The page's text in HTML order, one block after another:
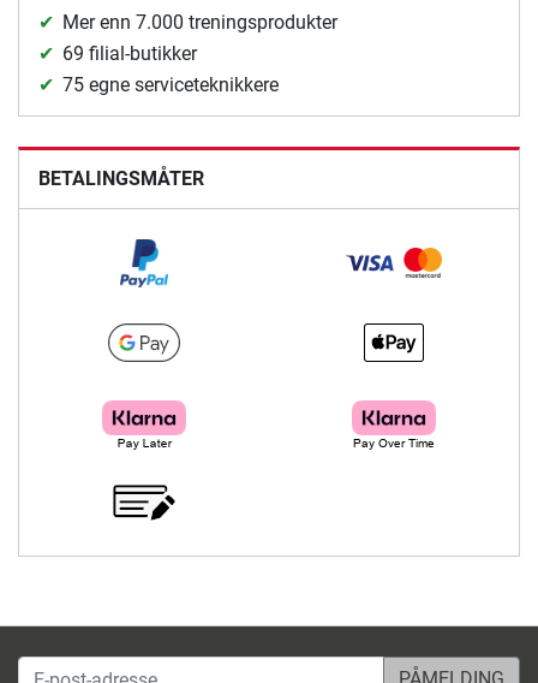
Mer enn 7.000 treningsprodukter
69 filial-butikker
75 egne serviceteknikkere
BETALINGSMÅTER
E-post-adresse